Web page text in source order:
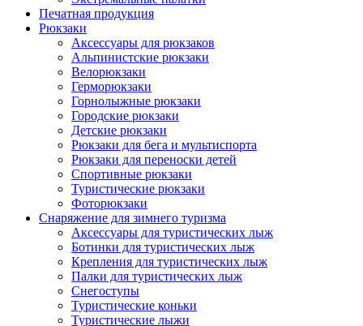
Печатная продукция
Рюкзаки
Аксессуары для рюкзаков
Альпинистские рюкзаки
Велорюкзаки
Герморюкзаки
Горнолыжные рюкзаки
Городские рюкзаки
Детские рюкзаки
Рюкзаки для бега и мультиспорта
Рюкзаки для переноски детей
Спортивные рюкзаки
Туристические рюкзаки
Фоторюкзаки
Снаряжение для зимнего туризма
Аксессуары для туристических лыж
Ботинки для туристических лыж
Крепления для туристических лыж
Палки для туристических лыж
Снегоступы
Туристические коньки
Туристические лыжи